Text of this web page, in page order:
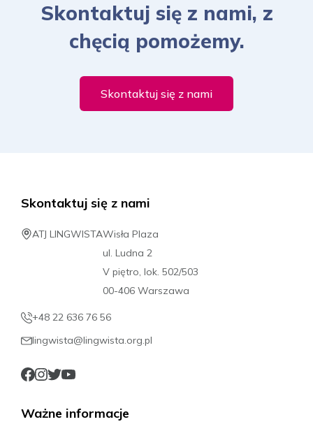
Skontaktuj się z nami, z
chęcią pomożemy.
Skontaktuj się z nami
Skontaktuj się z nami
ATJ LINGWISTAWisła Plaza
ul. Ludna 2
V piętro, lok. 502/503
00-406 Warszawa
+48 22 636 76 56
lingwista@lingwista.org.pl
Ważne informacje